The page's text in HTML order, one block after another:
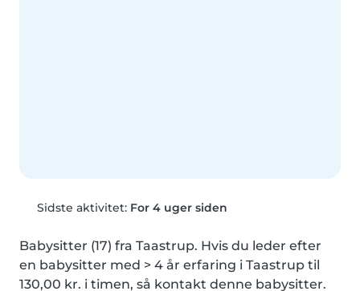
Sidste aktivitet: For 4 uger siden
Babysitter (17) fra Taastrup. Hvis du leder efter
en babysitter med > 4 år erfaring i Taastrup til
130,00 kr. i timen, så kontakt denne babysitter.